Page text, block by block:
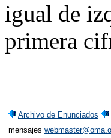
igual de
primera
Archivo de Enunciados
mensajes